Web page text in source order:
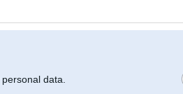
data.
neatbilst formulējumam "neatgriezeniski atgūts"?